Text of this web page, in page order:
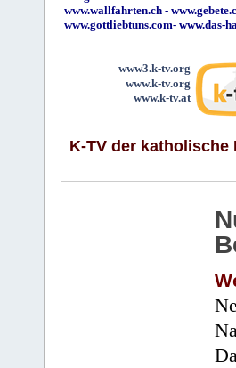
www.wallfahrten.ch -
www.gottliebtuns.com- www.das-
www3.k-tv.org
www.k-tv.org
www.k-tv.at
K-TV der katholische